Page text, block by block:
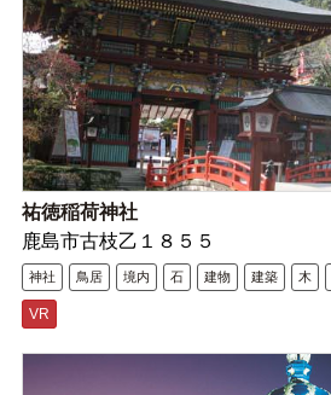
祐徳稲荷神社
鹿島市古枝乙１８５５
神社 鳥居 境内 石 建物 建築 木
VR